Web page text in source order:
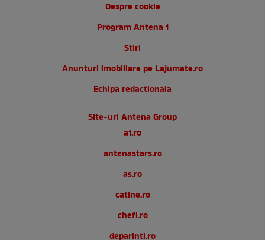
Despre cookie
Program Antena 1
Stiri
Anunturi imobiliare pe Lajumate.ro
Echipa redactionala
Site-uri Antena Group
a1.ro
antenastars.ro
as.ro
catine.ro
chefi.ro
deparinti.ro